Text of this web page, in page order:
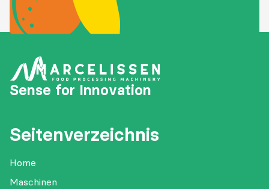
Sense for Innovation
Seitenverzeichnis
Home
Maschinen